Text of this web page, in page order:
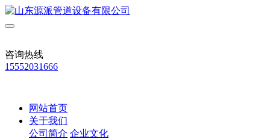
咨询热线
15552031666
网站首页
关于我们
公司简介 企业文化